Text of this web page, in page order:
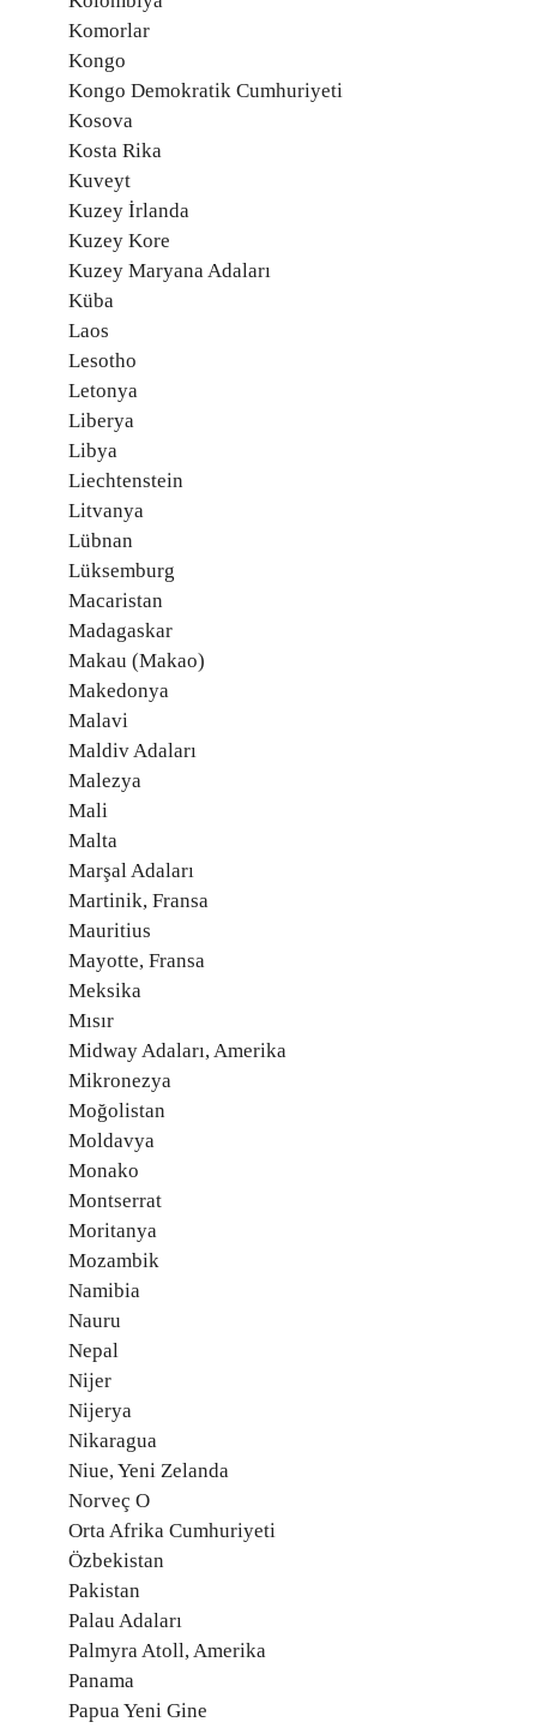
Komorlar
Kongo
Kongo Demokratik Cumhuriyeti
Kosova
Kosta Rika
Kuveyt
Kuzey İrlanda
Kuzey Kore
Kuzey Maryana Adaları
Küba
Laos
Lesotho
Letonya
Liberya
Libya
Liechtenstein
Litvanya
Lübnan
Lüksemburg
Macaristan
Madagaskar
Makau (Makao)
Makedonya
Malavi
Maldiv Adaları
Malezya
Mali
Malta
Marşal Adaları
Martinik, Fransa
Mauritius
Mayotte, Fransa
Meksika
Mısır
Midway Adaları, Amerika
Mikronezya
Moğolistan
Moldavya
Monako
Montserrat
Moritanya
Mozambik
Namibia
Nauru
Nepal
Nijer
Nijerya
Nikaragua
Niue, Yeni Zelanda
Norveç O
Orta Afrika Cumhuriyeti
Özbekistan
Pakistan
Palau Adaları
Palmyra Atoll, Amerika
Panama
Papua Yeni Gine